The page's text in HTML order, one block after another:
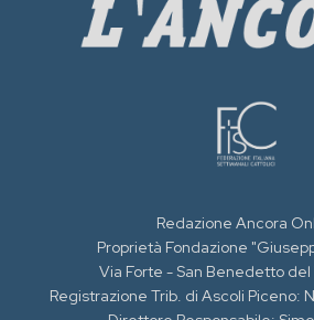
Redazione Ancora
Proprietà Fondazione
Via Forte - San Benedetto
Registrazione Trib. di Ascoli Piceno: